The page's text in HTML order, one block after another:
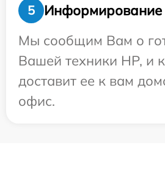
5
Информирование
Мы сообщим Вам о
Вашей техники HP, и
доставит ее к вам
офис.